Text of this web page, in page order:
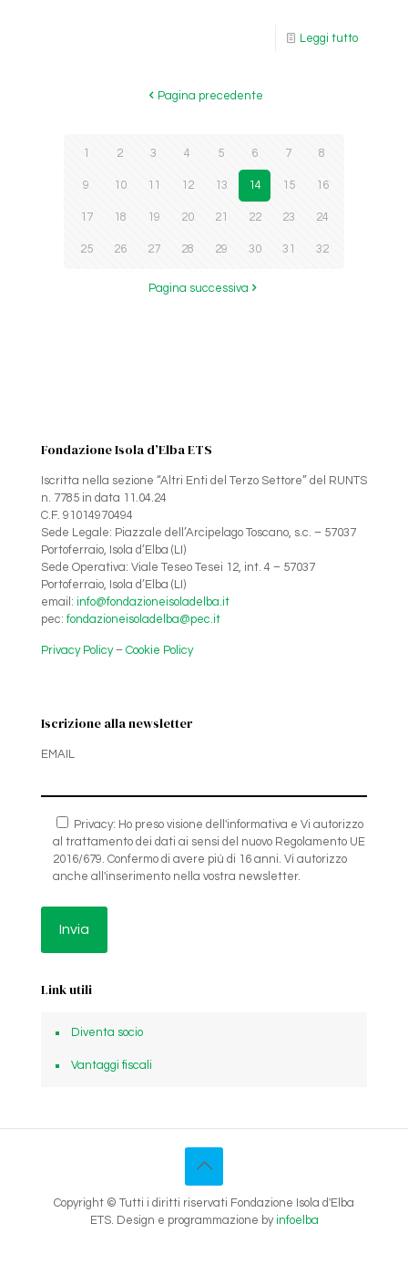
Leggi tutto
Pagina precedente
1 2 3 4 5 6 7 8
9 10 11 12 13 14 15 16
17 18 19 20 21 22 23 24
25 26 27 28 29 30 31 32
Pagina successiva
Fondazione Isola d’Elba ETS
Iscritta nella sezione “Altri Enti del Terzo Settore” del RUNTS
n. 7785 in data 11.04.24
C.F. 91014970494
Sede Legale: Piazzale dell’Arcipelago Toscano, s.c. – 57037
Portoferraio, Isola d’Elba (LI)
Sede Operativa: Viale Teseo Tesei 12, int. 4 – 57037
Portoferraio, Isola d’Elba (LI)
email: info@fondazioneisoladelba.it
pec: fondazioneisoladelba@pec.it
Privacy Policy– Cookie Policy
Iscrizione alla newsletter
EMAIL
Privacy: Ho preso visione dell'informativa e Vi autorizzo
al trattamento dei dati ai sensi del nuovo Regolamento UE
2016/679. Confermo di avere più di 16 anni. Vi autorizzo
anche all'inserimento nella vostra newsletter.
Link utili
Diventa socio
Vantaggi fiscali
Copyright © Tutti i diritti riservati Fondazione Isola d'Elba
ETS. Design e programmazione by infoelba